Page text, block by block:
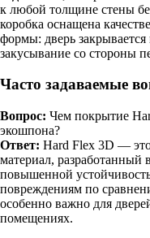
к любой толщине стены
коробка оснащена
формы: дверь
закусывание со стороны
Часто задаваемые
Вопрос: Чем покрытие
экошпона?
Ответ: Hard Flex 3D —
материал,
повышенной
повреждениям по
особенно важно для
помещениях.